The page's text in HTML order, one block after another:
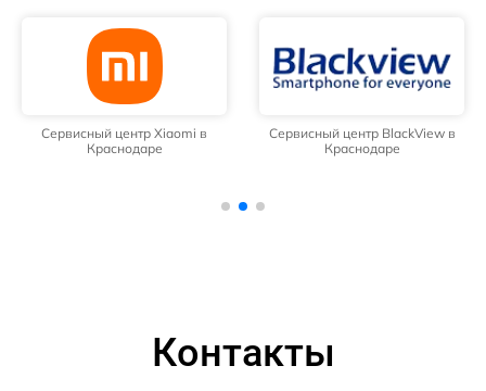
Сервисный центр Xiaomi в
Краснодаре
Сервисный центр BlackView в
Краснодаре
Контакты